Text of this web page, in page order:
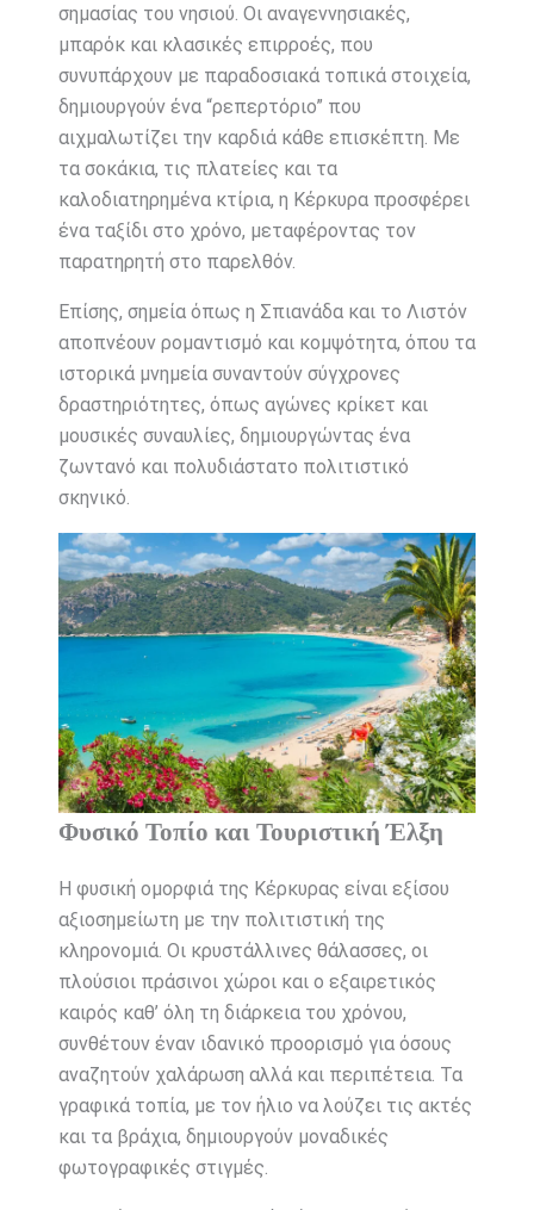
σημασίας του νησιού. Οι αναγεννησιακές,
μπαρόκ και κλασικές επιρροές, που
συνυπάρχουν με παραδοσιακά τοπικά στοιχεία,
δημιουργούν ένα “ρεπερτόριο” που
αιχμαλωτίζει την καρδιά κάθε επισκέπτη. Με
τα σοκάκια, τις πλατείες και τα
καλοδιατηρημένα κτίρια, η Κέρκυρα προσφέρει
ένα ταξίδι στο χρόνο, μεταφέροντας τον
παρατηρητή στο παρελθόν.
Επίσης, σημεία όπως η Σπιανάδα και το Λιστόν
αποπνέουν ρομαντισμό και κομψότητα, όπου τα
ιστορικά μνημεία συναντούν σύγχρονες
δραστηριότητες, όπως αγώνες κρίκετ και
μουσικές συναυλίες, δημιουργώντας ένα
ζωντανό και πολυδιάστατο πολιτιστικό
σκηνικό.
Φυσικό Τοπίο και Τουριστική Έλξη
Η φυσική ομορφιά της Κέρκυρας είναι εξίσου
αξιοσημείωτη με την πολιτιστική της
κληρονομιά. Οι κρυστάλλινες θάλασσες, οι
πλούσιοι πράσινοι χώροι και ο εξαιρετικός
καιρός καθ’ όλη τη διάρκεια του χρόνου,
συνθέτουν έναν ιδανικό προορισμό για όσους
αναζητούν χαλάρωση αλλά και περιπέτεια. Τα
γραφικά τοπία, με τον ήλιο να λούζει τις ακτές
και τα βράχια, δημιουργούν μοναδικές
φωτογραφικές στιγμές.